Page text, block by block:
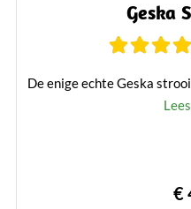
Geska
De enige echte Geska
€